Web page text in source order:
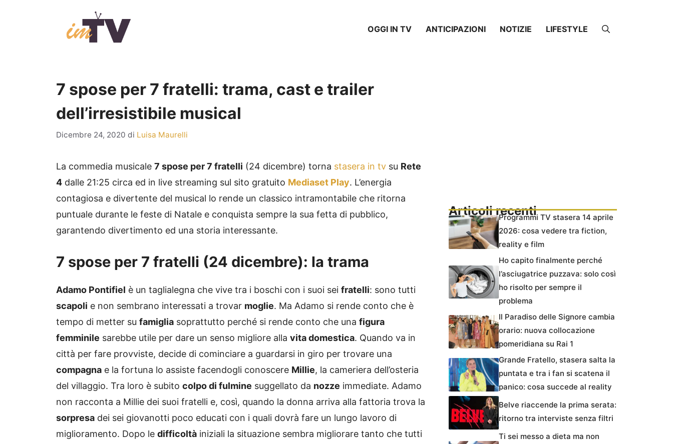
OGGI IN TV ANTICIPAZIONI NOTIZIE LIFESTYLE
7 spose per 7 fratelli: trama, cast e trailer
dell’irresistibile musical
Dicembre 24, 2020 di Luisa Maurelli
La commedia musicale 7 spose per 7 fratelli (24 dicembre) torna stasera in tv su Rete
4 dalle 21:25 circa ed in live streaming sul sito gratuito Mediaset Play. L’energia
contagiosa e divertente del musical lo rende un classico intramontabile che ritorna
puntuale durante le feste di Natale e conquista sempre la sua fetta di pubblico,
garantendo divertimento ed una storia interessante.
7 spose per 7 fratelli (24 dicembre): la trama
Adamo Pontifiel è un taglialegna che vive tra i boschi con i suoi sei fratelli: sono tutti
scapoli e non sembrano interessati a trovar moglie. Ma Adamo si rende conto che è
tempo di metter su famiglia soprattutto perché si rende conto che una figura
femminile sarebbe utile per dare un senso migliore alla vita domestica. Quando va in
città per fare provviste, decide di cominciare a guardarsi in giro per trovare una
compagna e la fortuna lo assiste facendogli conoscere Millie, la cameriera dell’osteria
del villaggio. Tra loro è subito colpo di fulmine suggellato da nozze immediate. Adamo
non racconta a Millie dei suoi fratelli e, così, quando la donna arriva alla fattoria trova la
sorpresa dei sei giovanotti poco educati con i quali dovrà fare un lungo lavoro di
miglioramento. Dopo le difficoltà iniziali la situazione sembra migliorare tanto che tutti
Articoli recentiProgrammi TV stasera 14 aprile
2026: cosa vedere tra fiction,
reality e film
Ho capito finalmente perché
l’asciugatrice puzzava: solo così
ho risolto per sempre il
problema
Il Paradiso delle Signore cambia
orario: nuova collocazione
pomeridiana su Rai 1
Grande Fratello, stasera salta la
puntata e tra i fan si scatena il
panico: cosa succede al reality
Belve riaccende la prima serata:
ritorno tra interviste senza filtri
Ti sei messo a dieta ma non